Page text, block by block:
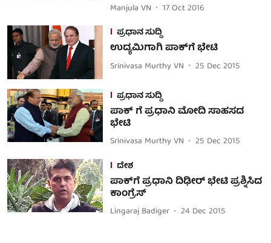
Manjula VN
17 Oct 2016
ಪ್ರಧಾನ ಸುದ್ದಿ
ಉದ್ಯಮಿಗಾಗಿ ಪಾಕ್‍ಗೆ ಭೇಟಿ
Srinivasa Murthy VN 25 Dec 2015
ಪ್ರಧಾನ ಸುದ್ದಿ
ಪಾಕ್ ಗೆ ಪ್ರಧಾನಿ ಮೋದಿ ಸಾಹಸದ
ಭೇಟಿ
Srinivasa Murthy VN
25 Dec 2015
ದೇಶ
ಪಾಕ್‌ಗೆ ಪ್ರಧಾನಿ ದಿಢೀರ್ ಭೇಟಿ ಪ್ರಶ್ನಿಸಿದ
ಕಾಂಗ್ರೆಸ್
Lingaraj Badiger 24 Dec 2015